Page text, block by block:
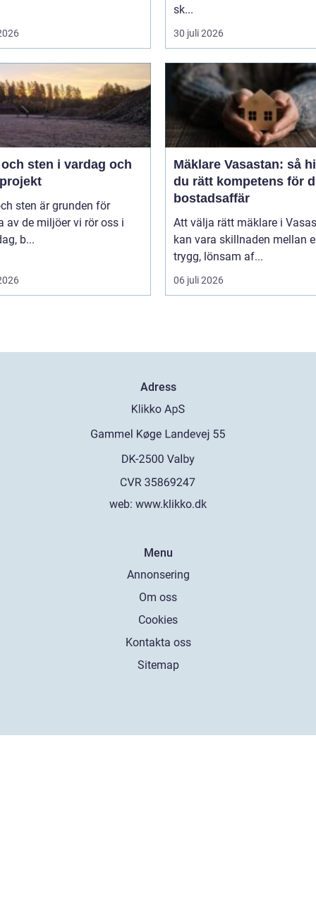
sk...
30 juli 2026
sten i vardag och
sten är grunden för
av de miljöer vi rör oss i
b...
Mäklare Vasastan: så
du rätt kompetens för
bostadsaffär
Att välja rätt mäklare i
kan vara skillnaden mellan
trygg, lönsam af...
06 juli 2026
Adress
web: www.klikko.dk
Menu
Annonsering
Om oss
Cookies
Kontakta oss
Sitemap